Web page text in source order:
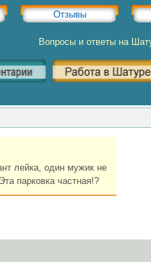
Отзывы
Вопросы и ответы на
лейка, один мужик не
парковка частная!?